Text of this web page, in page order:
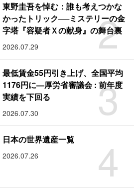
2
東野圭吾を悼む：誰も考えつかな
かったトリック──ミステリーの金
字塔『容疑者Ｘの献身』の舞台裏
2026.07.29
3
最低賃金55円引き上げ、全国平均
1176円に―厚労省審議会 : 前年度
実績を下回る
2026.07.30
4
日本の世界遺産一覧
2026.07.26